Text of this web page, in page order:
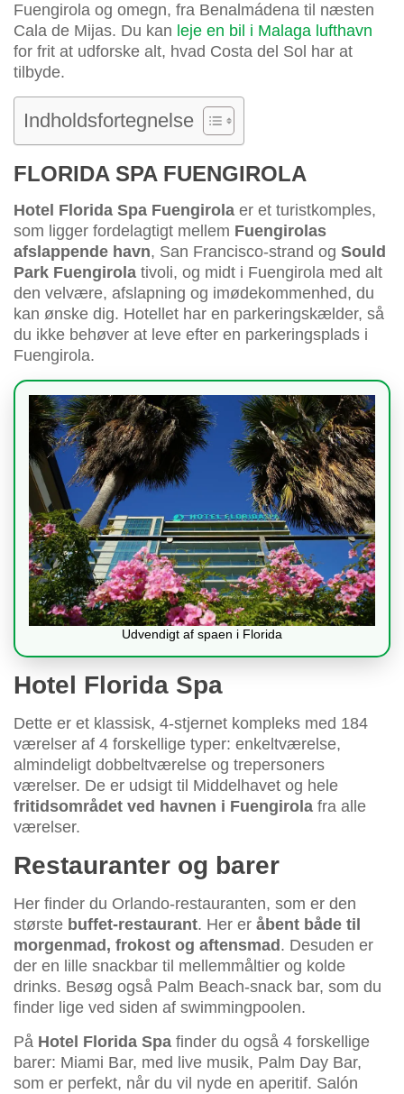
Fuengirola og omegn, fra Benalmádena til næsten
Cala de Mijas. Du kan leje en bil i Malaga lufthavn
for frit at udforske alt, hvad Costa del Sol har at
tilbyde.
Indholdsfortegnelse
FLORIDA SPA FUENGIROLA
Hotel Florida Spa Fuengirola er et turistkomples,
som ligger fordelagtigt mellem Fuengirolas
afslappende havn, San Francisco-strand og Sould
Park Fuengirola tivoli, og midt i Fuengirola med alt
den velvære, afslapning og imødekommenhed, du
kan ønske dig. Hotellet har en parkeringskælder, så
du ikke behøver at leve efter en parkeringsplads i
Fuengirola.
Udvendigt af spaen i Florida
Hotel Florida Spa
Dette er et klassisk, 4-stjernet kompleks med 184
værelser af 4 forskellige typer: enkeltværelse,
almindeligt dobbeltværelse og trepersoners
værelser. De er udsigt til Middelhavet og hele
fritidsområdet ved havnen i Fuengirola fra alle
værelser.
Restauranter og barer
Her finder du Orlando-restauranten, som er den
største buffet-restaurant. Her er åbent både til
morgenmad, frokost og aftensmad . Desuden er
der en lille snackbar til mellemmåltier og kolde
drinks. Besøg også Palm Beach-snack bar, som du
finder lige ved siden af swimmingpoolen.
På Hotel Florida Spa finder du også 4 forskellige
barer: Miami Bar, med live musik, Palm Day Bar,
som er perfekt, når du vil nyde en aperitif. Salón